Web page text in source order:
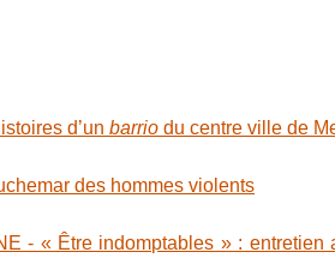
d’un barrio du centre ville de
des hommes violents
- « Être indomptables » : entretien